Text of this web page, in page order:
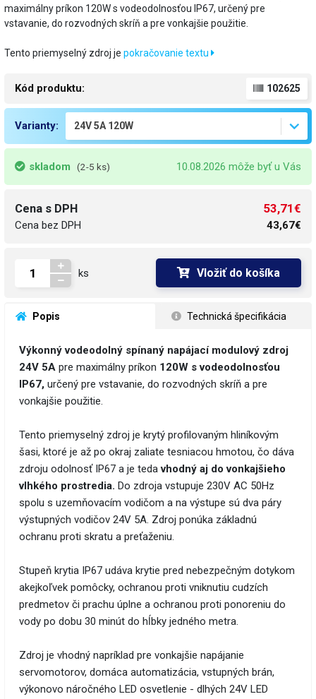
maximálny príkon 120W s vodeodolnosťou IP67, určený pre
vstavanie, do rozvodných skríň a pre vonkajšie použitie.
Tento priemyselný zdroj je pokračovanie textu
Kód produktu: 102625
Varianty:
skladom (2-5 ks) 10.08.2026 môže byť u Vás
Cena s DPH
Cena bez DPH
53,71€
43,67€
ks Vložiť do košíka
Popis Technická špecifikácia
Výkonný vodeodolný spínaný napájací modulový zdroj
24V 5A pre maximálny príkon 120W s vodeodolnosťou
IP67, určený pre vstavanie, do rozvodných skríň a pre
vonkajšie použitie.
Tento priemyselný zdroj je krytý profilovaným hliníkovým
šasi, ktoré je až po okraj zaliate tesniacou hmotou, čo dáva
zdroju odolnosť IP67 a je tedavhodný aj do vonkajšieho
vlhkého prostredia. Do zdroja vstupuje 230V AC 50Hz
spolu s uzemňovacím vodičom a na výstupe sú dva páry
výstupných vodičov 24V 5A. Zdroj ponúka základnú
ochranu proti skratu a preťaženiu.
Stupeň krytia IP67 udáva krytie pred nebezpečným dotykom
akejkoľvek pomôcky, ochranou proti vniknutiu cudzích
predmetov či prachu úplne a ochranou proti ponoreniu do
vody po dobu 30 minút do hĺbky jedného metra.
Zdroj je vhodný napríklad pre vonkajšie napájanie
servomotorov, domáca automatizácia, vstupných brán,
výkonovo náročného LED osvetlenie - dlhých 24V LED